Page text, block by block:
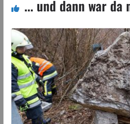
... und dann war da